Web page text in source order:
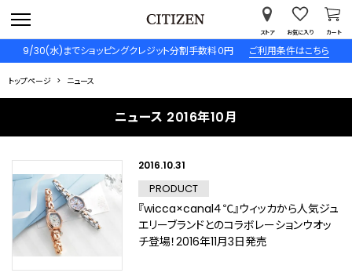
9/30(水)までショッピングクレジット分割手数料０円 ご利用条件はこちら
ストア お気に入り カート
トップページ ニュース
ニュース 2016年10月
2016.10.31
PRODUCT
『wicca×canal４℃』ウィッカから人気ジュ
エリーブランドとのコラボレーションウオッ
チ登場！2016年11月3日発売